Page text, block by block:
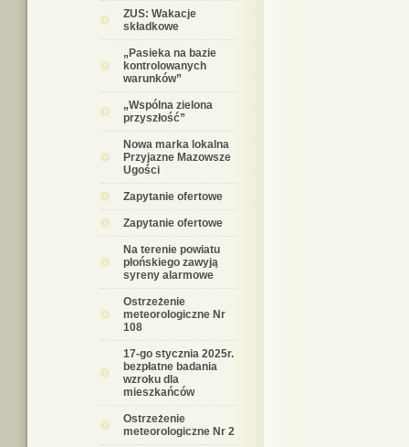
ZUS: Wakacje
składkowe
„Pasieka na bazie
kontrolowanych
warunków”
„Wspólna zielona
przyszłość”
Nowa marka lokalna
Przyjazne Mazowsze
Ugości
Zapytanie ofertowe
Zapytanie ofertowe
Na terenie powiatu
płońskiego zawyją
syreny alarmowe
Ostrzeżenie
meteorologiczne Nr
108
17-go stycznia 2025r.
bezpłatne badania
wzroku dla
mieszkańców
Ostrzeżenie
meteorologiczne Nr 2